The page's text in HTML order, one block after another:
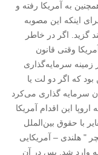
به آمریکا رفته و
اینکه این مصوبه
گزید. اگر در خاطر
وقتی قانون
زمینه سرمایه‌گذاری
که اگر دو لت یا
دلار در ایران سرمایه گذاری می‌کرد
این اقدام آمریکا
با حقوق بین‌الملل
" هلندی – آمریکایی
وارد شد. پس در آن